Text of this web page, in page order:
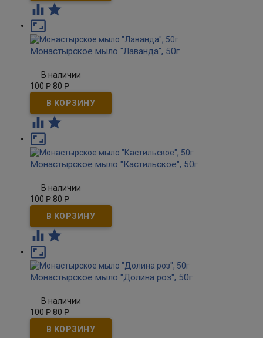
 

Монастырское мыло "Лаванда", 50г
В наличии
100 Р 80 Р
 

Монастырское мыло "Кастильское", 50г
В наличии
100 Р 80 Р
 

Монастырское мыло "Долина роз", 50г
В наличии
100 Р 80 Р